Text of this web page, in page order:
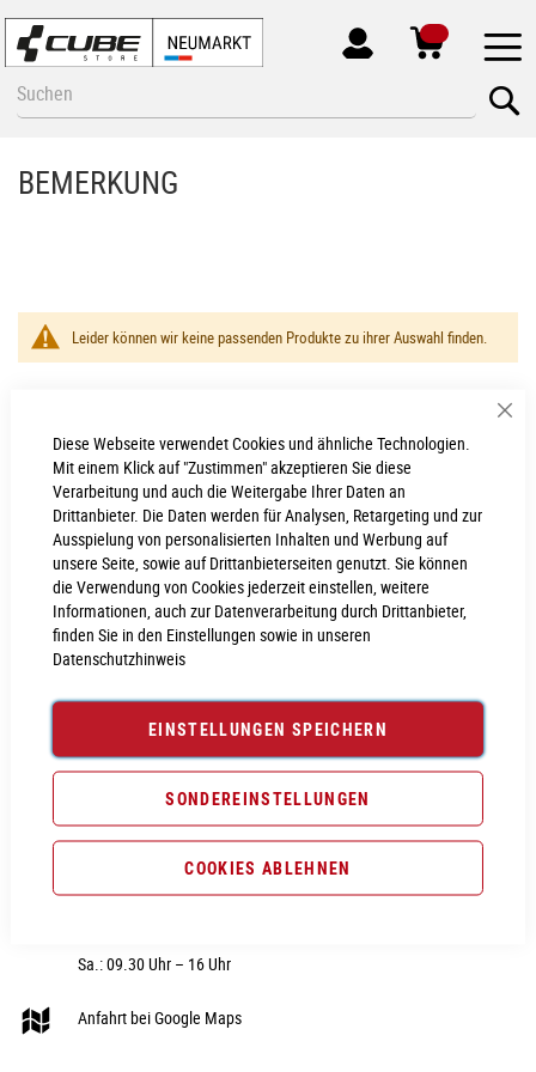
Diese Webseite verwendet Cookies und ähnliche Technologien.
Mit einem Klick auf "Zustimmen" akzeptieren Sie diese
Verarbeitung und auch die Weitergabe Ihrer Daten an
Drittanbieter. Die Daten werden für Analysen, Retargeting und zur
Ausspielung von personalisierten Inhalten und Werbung auf
unsere Seite, sowie auf Drittanbieterseiten genutzt. Sie können
die Verwendung von Cookies jederzeit einstellen, weitere
Informationen, auch zur Datenverarbeitung durch Drittanbieter,
finden Sie in den Einstellungen sowie in unseren
Datenschutzhinweis
EINSTELLUNGEN SPEICHERN
SONDEREINSTELLUNGEN
COOKIES ABLEHNEN
MEIN
KONTO
BEMERKUNG
Leider können wir keine passenden Produkte zu ihrer Auswahl finden.
Neumarkt - Newsletter
Anmelden
CUBE STORE NEUMARKT
Nürnberger Str. 28
92318 Neumarkt i.d.OPf
09181 - 40606 0
E-Mail:webshop@cube-store-
Hier unsere Öffnungszeiten:
Sa.: 09.30 Uhr – 16 Uhr
Anfahrt bei Google Maps
E-Bike
Fahrradzubehör
Sale